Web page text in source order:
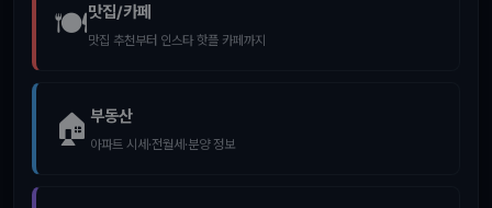
🍽️맛집/카페
맛집 추천부터 인스타 핫플 카페까지
🏠 부동산
아파트 시세·전월세·분양 정보